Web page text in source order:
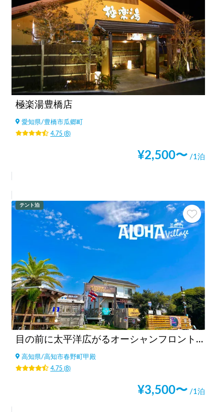
極楽湯豊橋店
愛知県/豊橋市瓜郷町
4.75(8)
¥2,500〜 /1泊
テント泊
目の前に太平洋広がるオーシャンフロント！桂浜まで10分『RVパーク ALOHA Village・BaseCamp』
高知県/高知市春野町甲殿
4.75(8)
¥3,500〜 /1泊